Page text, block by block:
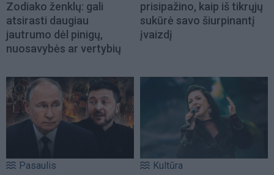
Zodiako ženklų: gali
atsirasti daugiau
jautrumo dėl pinigų,
nuosavybės ar vertybių
prisipažino, kaip iš tikrųjų
sukūrė savo šiurpinantį
įvaizdį
Pasaulis Kultūra